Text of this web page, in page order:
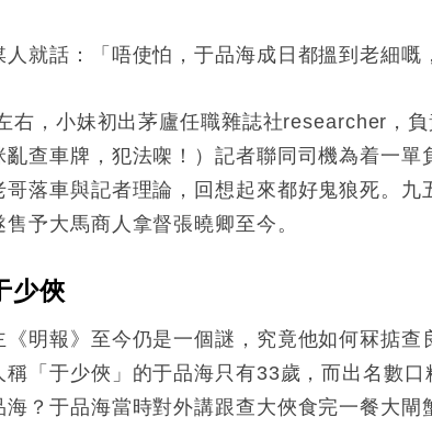
人就話：「唔使怕，于品海成日都搵到老細嘅
右，小妹初出茅廬任職雜誌社researcher，負
亂查車牌，犯法㗎！）記者聯同司機為着一
哥落車與記者理論，回想起來都好鬼狼死。九
予大馬商人拿督張曉卿至今。
少俠
《明報》至今仍是一個謎，究竟他如何冧掂
稱「于少俠」的于品海只有33歲，而出名數
海？于品海當時對外講跟查大俠食完一餐大閘